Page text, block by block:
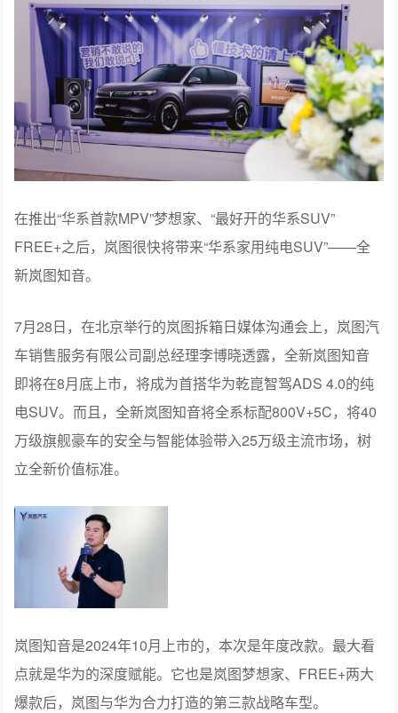
在推出“华系首款MPV”梦想家、“最好开的华系SUV”
FREE+之后，岚图很快将带来“华系家用纯电SUV”——全
新岚图知音。
7月28日，在北京举行的岚图拆箱日媒体沟通会上，岚图汽
车销售服务有限公司副总经理李博晓透露，全新岚图知音
即将在8月底上市，将成为首搭华为乾崑智驾ADS 4.0的纯
电SUV。而且，全新岚图知音将全系标配800V+5C，将40
万级旗舰豪车的安全与智能体验带入25万级主流市场，树
立全新价值标准。
岚图知音是2024年10月上市的，本次是年度改款。最大看
点就是华为的深度赋能。它也是岚图梦想家、FREE+两大
爆款后，岚图与华为合力打造的第三款战略车型。